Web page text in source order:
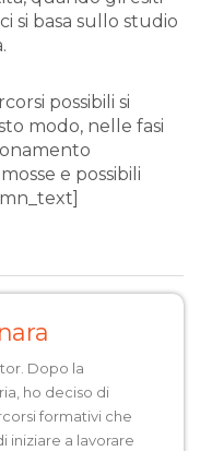
si basa sullo studio
possibili si
modo, nelle fasi
e possibili
Dopo la
ho deciso di
formativi che
iniziare a lavorare